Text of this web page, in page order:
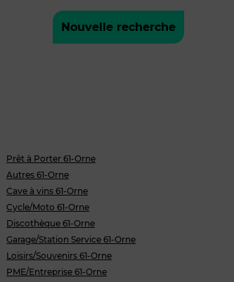
Nouvelle recherche
Prêt à Porter 61-Orne
Autres 61-Orne
Cave à vins 61-Orne
Cycle/Moto 61-Orne
Discothèque 61-Orne
Garage/Station Service 61-Orne
Loisirs/Souvenirs 61-Orne
PME/Entreprise 61-Orne